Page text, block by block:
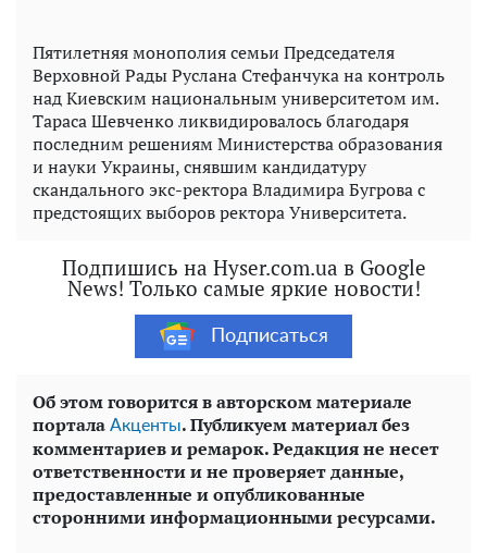
Пятилетняя монополия семьи Председателя
Верховной Рады Руслана Стефанчука на контроль
над Киевским национальным университетом им.
Тараса Шевченко ликвидировалось благодаря
последним решениям Министерства образования
и науки Украины, снявшим кандидатуру
скандального экс-ректора Владимира Бугрова с
предстоящих выборов ректора Университета.
Подпишись на Hyser.com.ua в Google
News! Только самые яркие новости!
Подписаться
Об этом говорится в авторском материале
портала Акценты. Публикуем материал без
комментариев и ремарок. Редакция не несет
ответственности и не проверяет данные,
предоставленные и опубликованные
сторонними информационными ресурсами.